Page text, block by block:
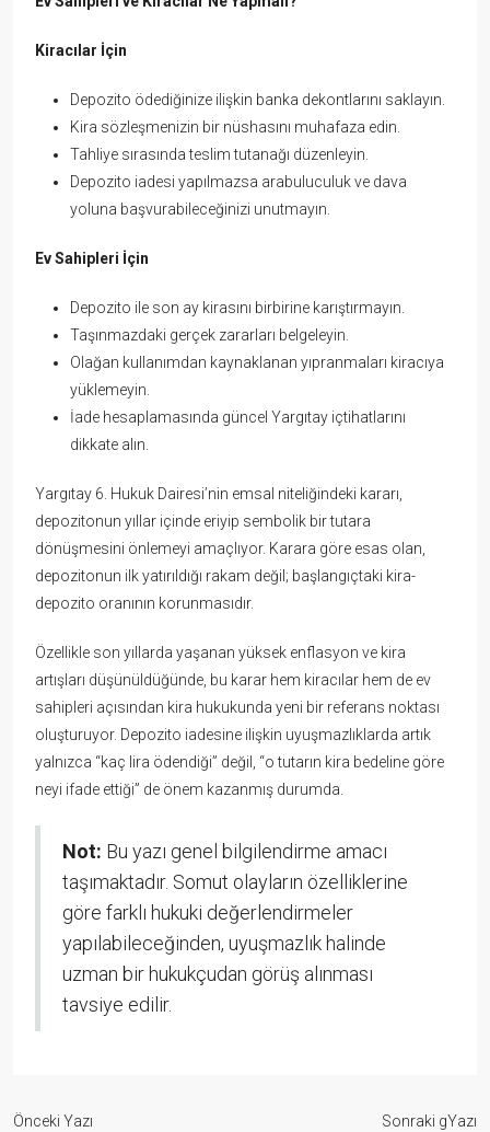
Kiracılar İçin
Depozito ödediğinize ilişkin banka dekontlarını saklayın.
Kira sözleşmenizin bir nüshasını muhafaza edin.
Tahliye sırasında teslim tutanağı düzenleyin.
Depozito iadesi yapılmazsa arabuluculuk ve dava
yoluna başvurabileceğinizi unutmayın.
Ev Sahipleri İçin
Depozito ile son ay kirasını birbirine karıştırmayın.
Taşınmazdaki gerçek zararları belgeleyin.
Olağan kullanımdan kaynaklanan yıpranmaları kiracıya
yüklemeyin.
İade hesaplamasında güncel Yargıtay içtihatlarını
dikkate alın.
Yargıtay 6. Hukuk Dairesi’nin emsal niteliğindeki kararı,
depozitonun yıllar içinde eriyip sembolik bir tutara
dönüşmesini önlemeyi amaçlıyor. Karara göre esas olan,
depozitonun ilk yatırıldığı rakam değil; başlangıçtaki kira-
depozito oranının korunmasıdır.
Özellikle son yıllarda yaşanan yüksek enflasyon ve kira
artışları düşünüldüğünde, bu karar hem kiracılar hem de ev
sahipleri açısından kira hukukunda yeni bir referans noktası
oluşturuyor. Depozito iadesine ilişkin uyuşmazlıklarda artık
yalnızca “kaç lira ödendiği” değil, “o tutarın kira bedeline göre
neyi ifade ettiği” de önem kazanmış durumda.
Not: Bu yazı genel bilgilendirme amacı
taşımaktadır. Somut olayların özelliklerine
göre farklı hukuki değerlendirmeler
yapılabileceğinden, uyuşmazlık halinde
uzman bir hukukçudan görüş alınması
tavsiye edilir.
Önceki Yazı
Sonraki gYazı